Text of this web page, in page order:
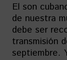
El son
de nuestra
debe ser
transmisión
septiembre.